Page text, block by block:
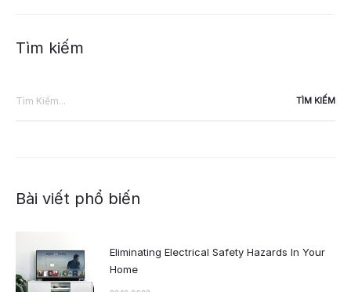
Tìm kiếm
Bài viết phổ biến
Eliminating Electrical Safety Hazards In Your
Home